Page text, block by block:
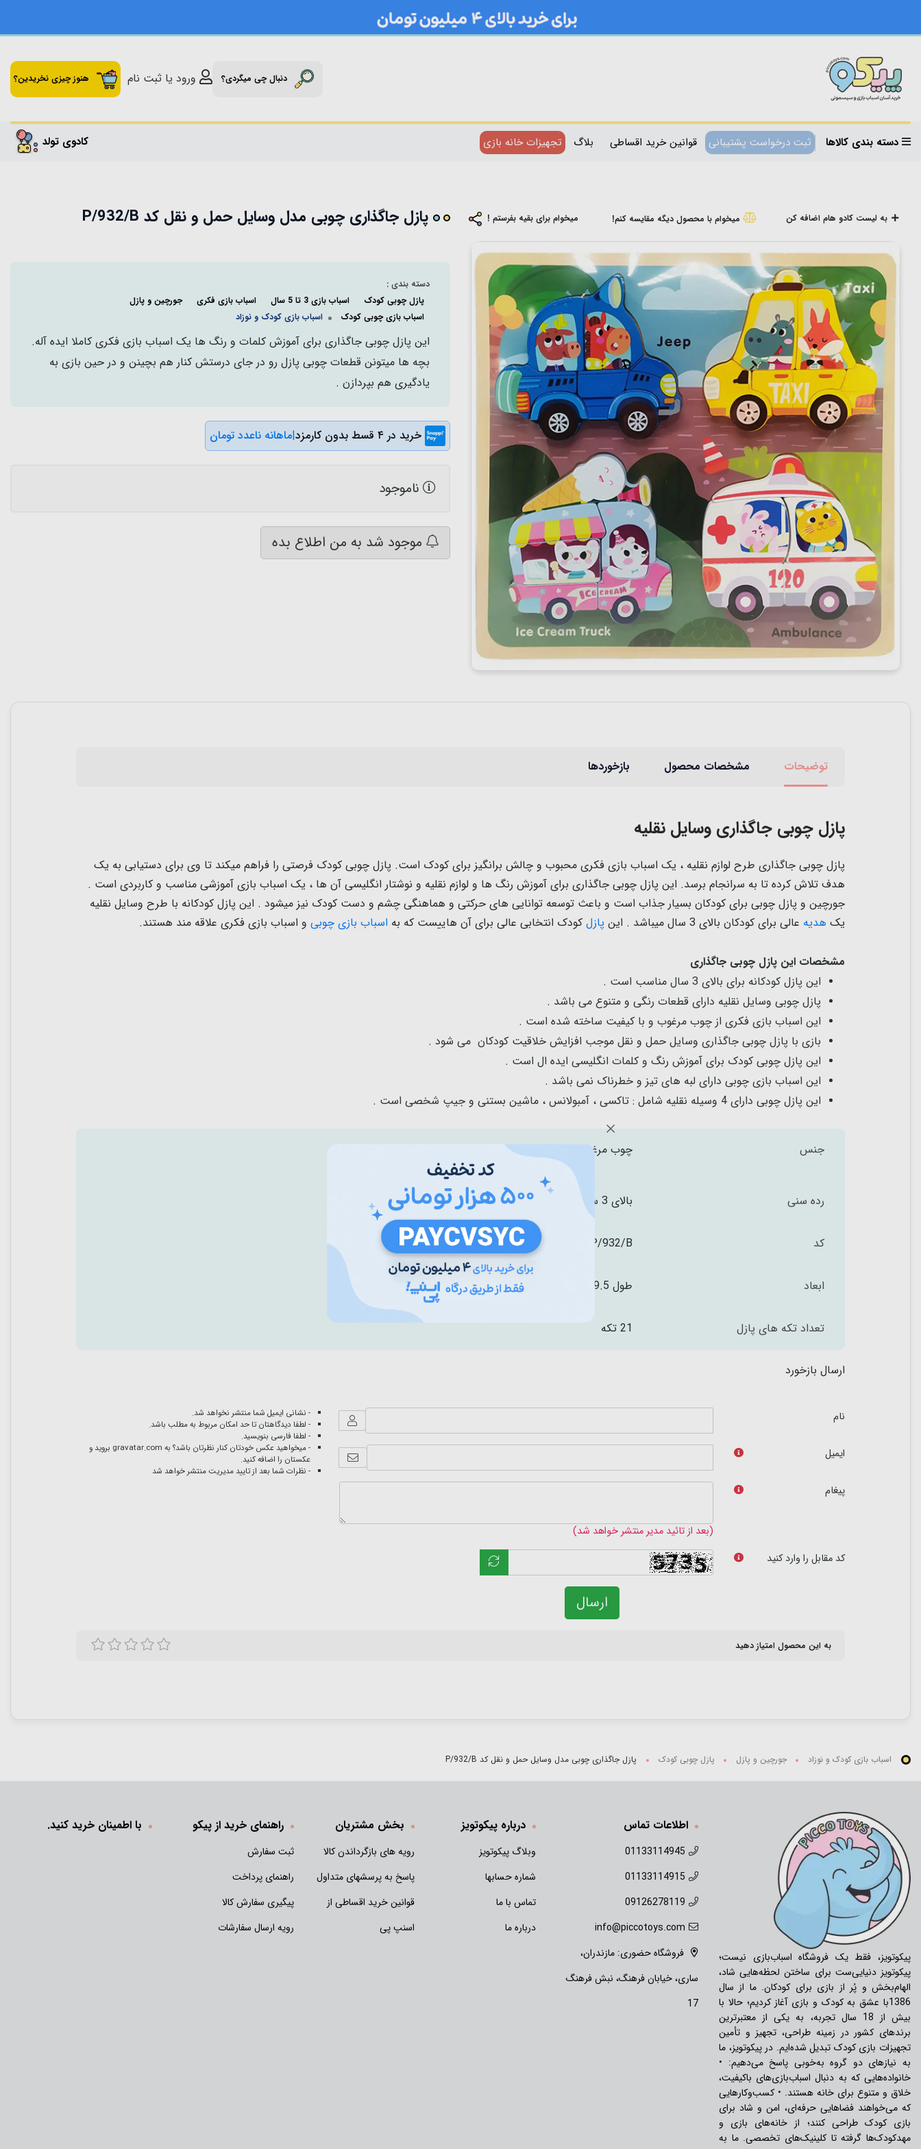
دنبال چی میگردی؟ ورود یا ثبت نام هنوز چیزی نخریدین؟
دسته بندی کالاها ثبت درخواست پشتیبانی قوانین خرید اقساطی بلاگ تجهیزات خانه بازی کادوی تولد
به لیست کادو هام اضافه کن میخوام با محصول دیگه مقایسه کنم! میخوام برای بقیه بفرستم ! پازل جاگذاری چوبی مدل وسایل حمل و نقل کد P/932/B
دسته بندی :
پازل چوبی کودک
اسباب بازی 3 تا 5 سال اسباب بازی فکری
جورچین و پازل
اسباب بازی چوبی کودک
اسباب بازی کودک و نوزاد
این پازل چوبی جاگذاری برای آموزش کلمات و رنگ ها یک اسباب بازی فکری کاملا ایده آله.
بچه ها میتونن قطعات چوبی پازل رو در جای درستش کنار هم بچینن و در حین بازی به
یادگیری هم بپردازن .
خرید در ۴ قسط بدون کارمزد |ماهانه ناعدد تومان
ناموجود
موجود شد به من اطلاع بده
توضیحات مشخصات محصول بازخوردها
پازل چوبی جاگذاری وسایل نقلیه
پازل چوبی جاگذاری طرح لوازم نقلیه ، یک اسباب بازی فکری محبوب و چالش برانگیز برای کودک است. پازل چوبی کودک فرصتی را فراهم میکند تا وی برای دستیابی به یک
هدف تلاش کرده تا به سرانجام برسد. این پازل چوبی جاگذاری برای آموزش رنگ ها و لوازم نقلیه و نوشتار انگلیسی آن ها ، یک اسباب بازی آموزشی مناسب و کاربردی است .
جورچین و پازل چوبی برای کودکان بسیار جذاب است و باعث توسعه توانایی های حرکتی و هماهنگی چشم و دست کودک نیز میشود . این پازل کودکانه با طرح وسایل نقلیه
یک هدیه عالی برای کودکان بالای 3 سال میباشد . این پازل کودک انتخابی عالی برای آن هاییست که به اسباب بازی چوبی و اسباب بازی فکری علاقه مند هستند.
مشخصات این پازل چوبی جاگذاری
این پازل کودکانه برای بالای 3 سال مناسب است .
پازل چوبی وسایل نقلیه دارای قطعات رنگی و متنوع می باشد .
این اسباب بازی فکری از چوب مرغوب و با کیفیت ساخته شده است .
بازی با پازل چوبی جاگذاری وسایل حمل و نقل موجب افزایش خلاقیت کودکان می شود .
این پازل چوبی کودک برای آموزش رنگ و کلمات انگلیسی ایده ال است .
این اسباب بازی چوبی دارای لبه های تیز و خطرناک نمی باشد .
این پازل چوبی دارای 4 وسیله نقلیه شامل : تاکسی ، آمبولانس ، ماشین بستنی و جیپ شخصی است .
جنس چوب مرغوب
رده سنی بالای 3 سال
کد P/932/B
ابعاد طول 29.5 عرض 29.5 سانتی متر
تعداد تکه های پازل 21 تکه
ارسال بازخورد
نام
ایمیل
پیغام
(بعد از تائید مدیر منتشر خواهد شد)
کد مقابل را وارد کنید
ارسال
- نشانی ایمیل شما منتشر نخواهد شد.
- لطفا دیدگاهتان تا حد امکان مربوط به مطلب باشد.
- لطفا فارسی بنویسید.
- میخواهید عکس خودتان کنار نظرتان باشد؟ به gravatar.com بروید و
عکستان را اضافه کنید.
- نظرات شما بعد از تایید مدیریت منتشر خواهد شد
به این محصول امتیاز دهید
اسباب بازی کودک و نوزاد جورچین و پازل پازل چوبی کودک پازل جاگذاری چوبی مدل وسایل حمل و نقل کد P/932/B
پیکوتویز، فقط یک فروشگاه اسباب‌بازی نیست؛
پیکوتویز دنیایی‌ست برای ساختن لحظه‌هایی شاد،
الهام‌بخش و پُر از بازی برای کودکان. ما از سال
1386با عشق به کودک و بازی آغاز کردیم؛ حالا با
بیش از 18 سال تجربه، به یکی از معتبرترین
برندهای کشور در زمینه طراحی، تجهیز و تأمین
تجهیزات بازی کودک تبدیل شده‌ایم. در پیکوتویز، ما
به نیازهای دو گروه به‌خوبی پاسخ می‌دهیم: •
خانواده‌هایی که به دنبال اسباب‌بازی‌های باکیفیت،
خلاق و متنوع برای خانه هستند. • کسب‌وکارهایی
که می‌خواهند فضاهایی حرفه‌ای، امن و شاد برای
بازی کودک طراحی کنند؛ از خانه‌های بازی و
مهدکودک‌ها گرفته تا کلینیک‌های تخصصی. ما به
اطلاعات تماس
01133114945
01133114915
09126278119
info@piccotoys.com
فروشگاه حضوری: مازندران،
ساری، خیابان فرهنگ، نبش فرهنگ
17
درباره پیکوتویز
وبلاگ پیکوتویز
شماره حسابها
تماس با ما
درباره ما
بخش مشتریان
رویه های بازگرداندن کالا
پاسخ به پرسشهای متداول
قوانین خرید اقساطی از
اسنپ پی
راهنمای خرید از پیکو
ثبت سفارش
راهنمای پرداخت
پیگیری سفارش کالا
رویه ارسال سفارشات
با اطمینان خرید کنید.